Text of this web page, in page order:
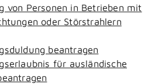
von Personen in Betrieben mit
oder Störstrahlern
beantragen
für ausländische